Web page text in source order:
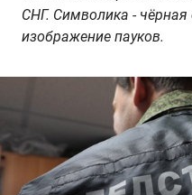
СНГ. Символика -
изображение пауков.